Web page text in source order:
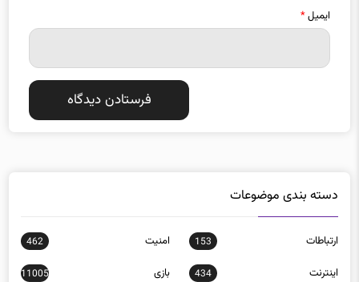
ایمیل*
دسته بندی موضوعات
ارتباطات 153 امنيت 462
اينترنت 434 بازی 11005